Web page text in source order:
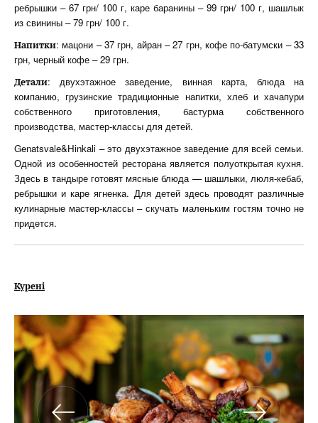
ребрышки – 67 грн/ 100 г, каре баранины – 99 грн/ 100 г, шашлык
из свинины – 79 грн/ 100 г.
Напитки: мацони – 37 грн, айран – 27 грн, кофе по-батумски – 33
грн, черный кофе – 29 грн.
Детали: двухэтажное заведение, винная карта, блюда на
компанию, грузинские традиционные напитки, хлеб и хачапури
собственного приготовления, бастурма собственного
производства, мастер-классы для детей.
Genatsvale&Hinkali – это двухэтажное заведение для всей семьи.
Одной из особенностей ресторана является полуоткрытая кухня.
Здесь в тандыре готовят мясные блюда — шашлыки, люля-кебаб,
ребрышки и каре ягненка. Для детей здесь проводят различные
кулинарные мастер-классы – скучать маленьким гостям точно не
придется.
Курені